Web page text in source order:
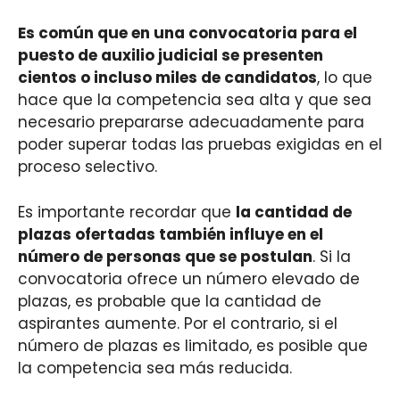
Es común que en una convocatoria para el
puesto de auxilio judicial se presenten
cientos o incluso miles de candidatos, lo que
hace que la competencia sea alta y que sea
necesario prepararse adecuadamente para
poder superar todas las pruebas exigidas en el
proceso selectivo.
Es importante recordar que la cantidad de
plazas ofertadas también influye en el
número de personas que se postulan. Si la
convocatoria ofrece un número elevado de
plazas, es probable que la cantidad de
aspirantes aumente. Por el contrario, si el
número de plazas es limitado, es posible que
la competencia sea más reducida.